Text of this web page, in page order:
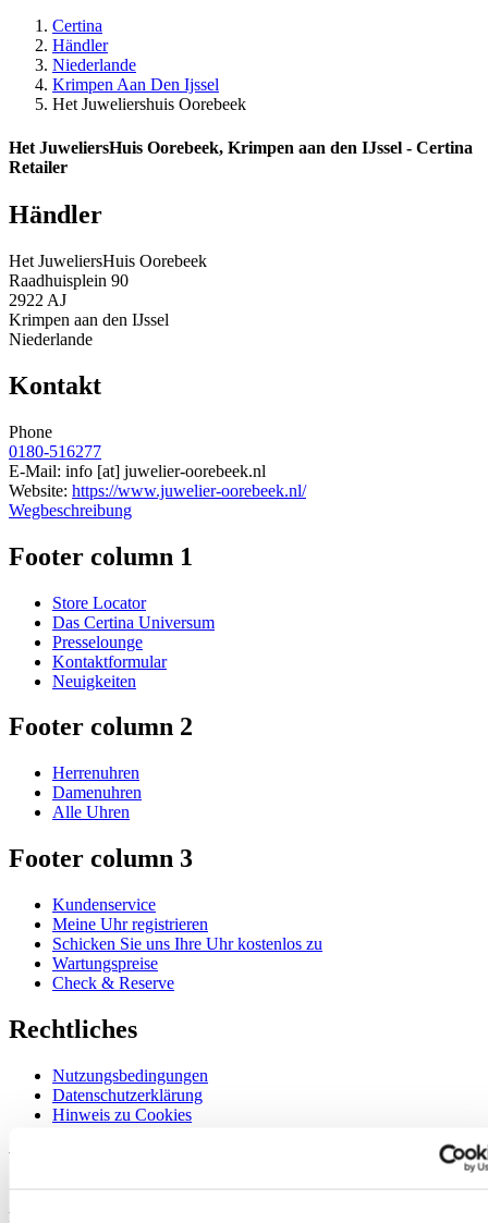
Certina
Händler
Niederlande
Krimpen Aan Den Ijssel
Het Juweliershuis Oorebeek
Het JuweliersHuis Oorebeek, Krimpen aan den IJssel - Certina
Retailer
Händler
Het JuweliersHuis Oorebeek
Raadhuisplein 90
2922 AJ
Krimpen aan den IJssel
Niederlande
Kontakt
Phone
0180-516277
E-Mail: info [at] juwelier-oorebeek.nl
Website: https://www.juwelier-oorebeek.nl/
Wegbeschreibung
Footer column 1
Store Locator
Das Certina Universum
Presselounge
Kontaktformular
Neuigkeiten
Footer column 2
Herrenuhren
Damenuhren
Alle Uhren
Footer column 3
Kundenservice
Meine Uhr registrieren
Schicken Sie uns Ihre Uhr kostenlos zu
Wartungspreise
Check & Reserve
Rechtliches
Nutzungsbedingungen
Datenschutzerklärung
Hinweis zu Cookies
Willkommen im CERTINA Club